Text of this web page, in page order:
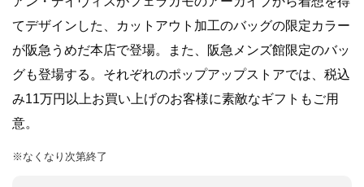
てデザインした、カットアウト加工のバッグの限定カラー
が阪急うめだ本店で登場。また、阪急メンズ館限定のバッ
グも登場する。それぞれのポップアップストアでは、税込
み11万円以上お買い上げのお客様に素敵なギフトもご用
意。
※なくなり次第終了